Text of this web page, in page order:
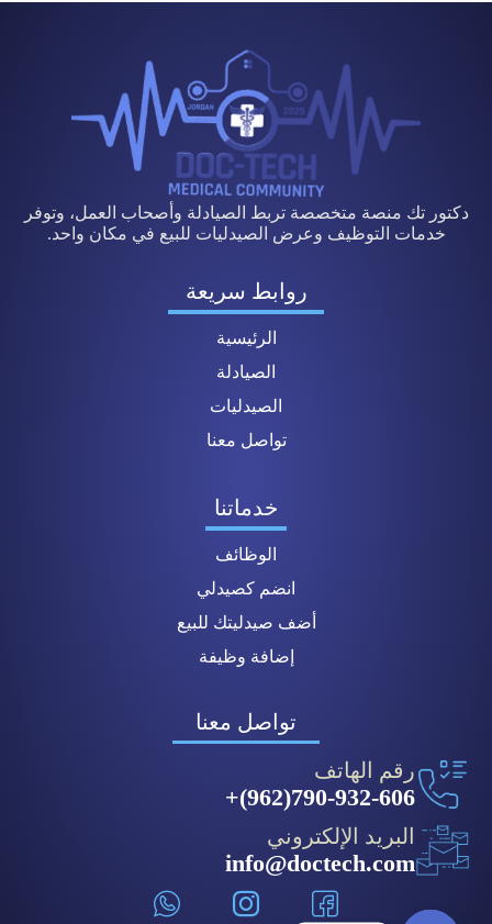
دكتور تك منصة متخصصة تربط الصيادلة وأصحاب العمل، وتوفر
خدمات التوظيف وعرض الصيدليات للبيع في مكان واحد.
روابط سريعة
الرئيسية
الصيادلة
الصيدليات
تواصل معنا
خدماتنا
الوظائف
انضم كصيدلي
أضف صيدليتك للبيع
إضافة وظيفة
تواصل معنا
رقم الهاتف
790-932-606(962)+
البريد الإلكتروني
info@doctech.com